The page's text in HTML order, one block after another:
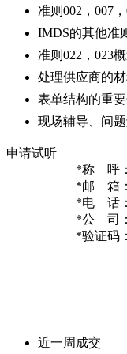
准则002，007
IMDS的其他准
准则022，023
处理供应商的
表单结构的重
现场辅导、问
申请试听
*称 呼：
*邮 箱：
*电 话：
*公 司：
*验证码：
近一周成交